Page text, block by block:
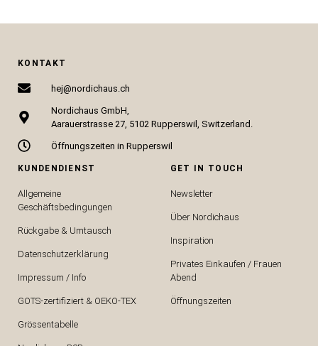
KONTAKT
hej@nordichaus.ch
Nordichaus GmbH,
Aarauerstrasse 27, 5102 Rupperswil, Switzerland.
Öffnungszeiten in Rupperswil
KUNDENDIENST
Allgemeine
Geschäftsbedingungen
Rückgabe & Umtausch
Datenschutzerklärung
Impressum / Info
GOTS-zertifiziert & OEKO-TEX
Grössentabelle
GET IN TOUCH
Newsletter
Über Nordichaus
Inspiration
Privates Einkaufen / Frauen
Abend
Öffnungszeiten